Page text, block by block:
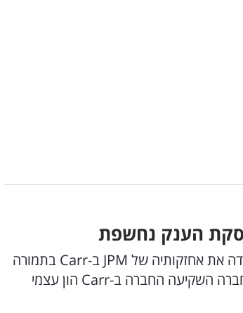
החברה הישראלית דיווחה על השלמת עסקת Carr, במסגרתה היא תפדה את אחזקותיה של JPM ב-Carr בתמורה
להעברת בעלות מלאה על שלושה נכסים. במועד השלמת העסקה, החברה השקיעה החברה ב-Carr הון עצמי